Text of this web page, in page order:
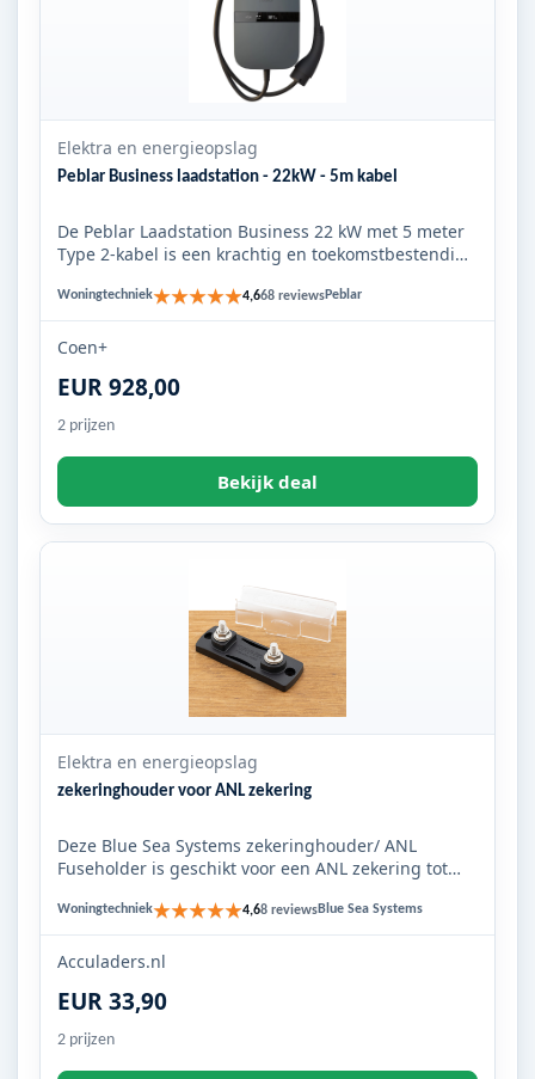
Elektra en energieopslag
Peblar Business laadstation - 22kW - 5m kabel
De Peblar Laadstation Business 22 kW met 5 meter
Type 2‑kabel is een krachtig en toekomstbestendig
Woningtechniek★★★★★4,668 reviewsPeblar
Coen+
EUR 928,00
2 prijzen
Bekijk deal
Elektra en energieopslag
zekeringhouder voor ANL zekering
Deze Blue Sea Systems zekeringhouder/ ANL
Fuseholder is geschikt voor een ANL zekering tot
Woningtechniek★★★★★4,68 reviewsBlue Sea Systems
Acculaders.nl
EUR 33,90
2 prijzen